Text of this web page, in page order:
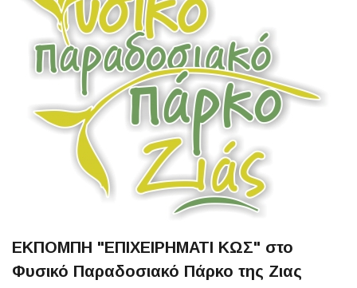
ΕΚΠΟΜΠΗ "ΕΠΙΧΕΙΡΗΜΑΤΙ ΚΩΣ" στο
Φυσικό Παραδοσιακό Πάρκο της Ζιας